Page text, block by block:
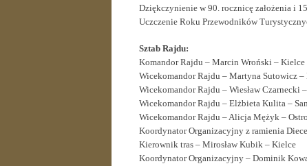
Dziękczynienie w 90. rocznicę założenia i
Uczczenie Roku Przewodników
Sztab Rajdu:
Komandor Rajdu – Marcin Wroński – Kielce
Wicekomandor Rajdu – Martyna Sutowicz –
Wicekomandor Rajdu – Wiesław Czarnecki
Wicekomandor Rajdu – Elżbieta Kulita –
Wicekomandor Rajdu – Alicja Mężyk –
Koordynator Organizacyjny z ramienia
Kierownik tras – Mirosław Kubik – Kielce
Koordynator Organizacyjny – Dominik